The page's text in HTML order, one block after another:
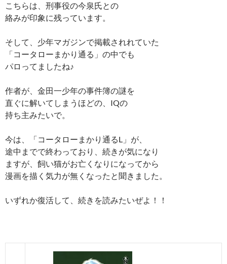
こちらは、刑事役の今泉氏との
絡みが印象に残っています。
そして、少年マガジンで掲載されれていた
「コータローまかり通る」の中でも
パロってましたね♪
作者が、金田一少年の事件簿の謎を
直ぐに解いてしまうほどの、IQの
持ち主みたいで。
今は、「コータローまかり通るL」が、
途中までで終わっており、続きが気になり
ますが、飼い猫がお亡くなりになってから
漫画を描く気力が無くなったと聞きました。
いずれか復活して、続きを読みたいぜよ！！